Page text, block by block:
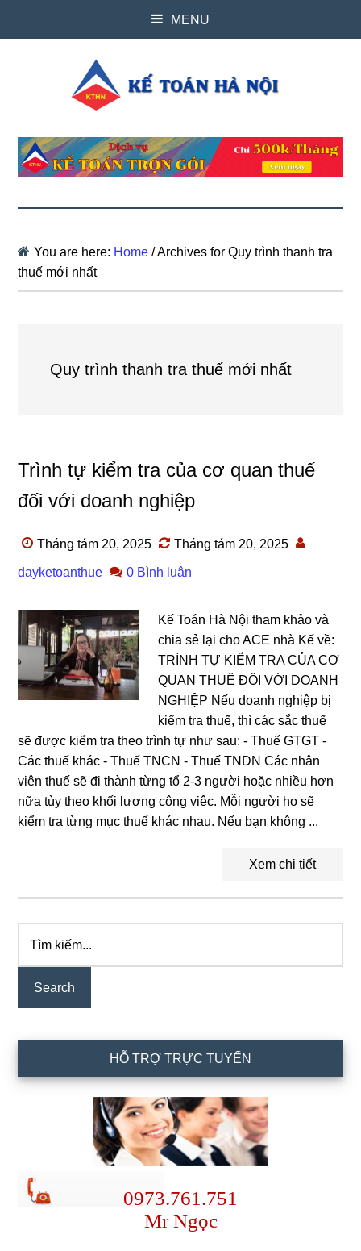
MENU
You are here: Home /Archives for Quy trình thanh tra
thuế mới nhất
Quy trình thanh tra thuế mới nhất
Trình tự kiểm tra của cơ quan thuế
đối với doanh nghiệp
Tháng tám 20, 2025 Tháng tám 20, 2025
dayketoanthue 0 Bình luận
Kế Toán Hà Nội tham khảo và
chia sẻ lại cho ACE nhà Kế về:
TRÌNH TỰ KIỂM TRA CỦA CƠ
QUAN THUẾ ĐỐI VỚI DOANH
NGHIỆP Nếu doanh nghiệp bị
kiểm tra thuế, thì các sắc thuế
sẽ được kiểm tra theo trình tự như sau: - Thuế GTGT -
Các thuế khác - Thuế TNCN - Thuế TNDN Các nhân
viên thuế sẽ đi thành từng tổ 2-3 người hoặc nhiều hơn
nữa tùy theo khối lượng công việc. Mỗi người họ sẽ
kiểm tra từng mục thuế khác nhau. Nếu bạn không ...
Xem chi tiết
Primary
Sidebar
kiếm...
HỖ TRỢ TRỰC TUYẾN
0973.761.751
Mr Ngọc